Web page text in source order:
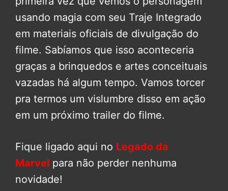
usando magia com seu Traje Integrado
em materiais oficiais de divulgação do
filme. Sabíamos que isso aconteceria
graças a brinquedos e artes conceituais
vazadas há algum tempo. Vamos torcer
pra termos um vislumbre disso em ação
em um próximo trailer do filme.
Fique ligado aqui no Legado da
Marvel para não perder nenhuma
novidade!